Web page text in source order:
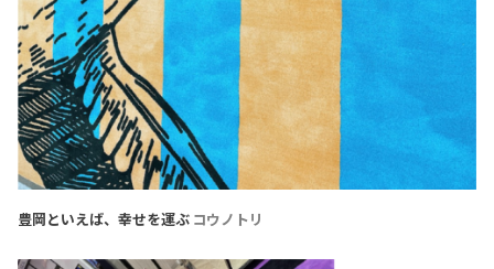
豊岡といえば、幸せを運ぶ コウノトリ